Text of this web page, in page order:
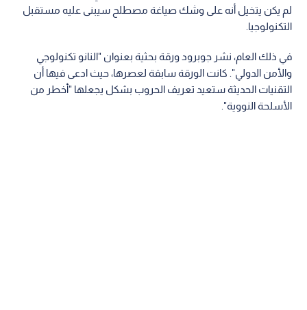
لم يكن يتخيل أنه على وشك صياغة مصطلح سيبنى عليه مستقبل
التكنولوجيا.
في ذلك العام، نشر جوبرود ورقة بحثية بعنوان "النانو تكنولوجي
والأمن الدولي". كانت الورقة سابقة لعصرها، حيث ادعى فيها أن
التقنيات الحديثة ستعيد تعريف الحروب بشكل يجعلها "أخطر من
الأسلحة النووية".